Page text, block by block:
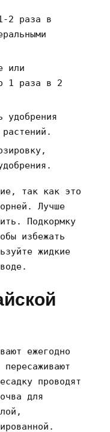
2 раза в
или
1 раза в 2
удобрения
так как это
Лучше
Подкормку
избежать
жидкие
ежегодно
проводят
для